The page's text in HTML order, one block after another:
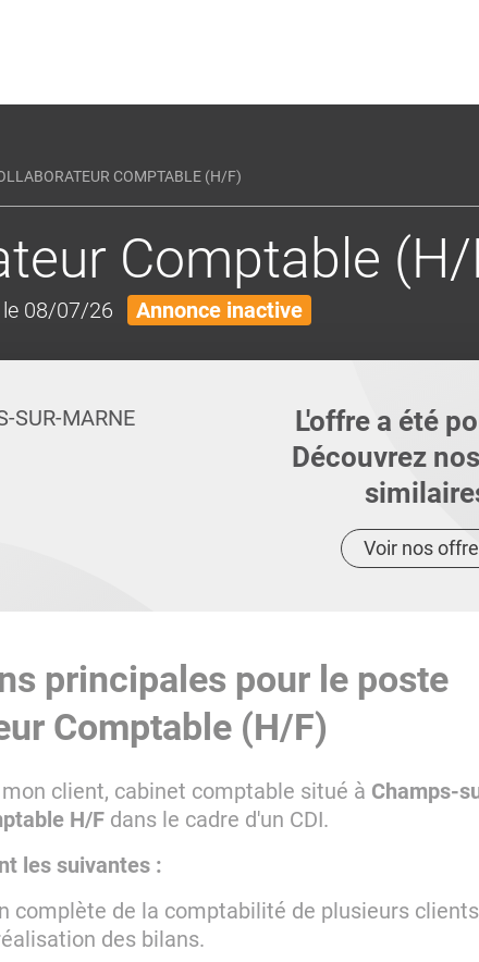
COMPTABLE (H/F)
Comptable (H/
08/07/26 Annonce inactive
SUR-MARNE
L'offre a été
Découvrez
Voir nos
principales pour le poste
Comptable (H/F)
client, cabinet comptable situé à Champs-
H/Fdans le cadre d'un CDI.
les suivantes :
complète de la comptabilité de plusieurs
des bilans.